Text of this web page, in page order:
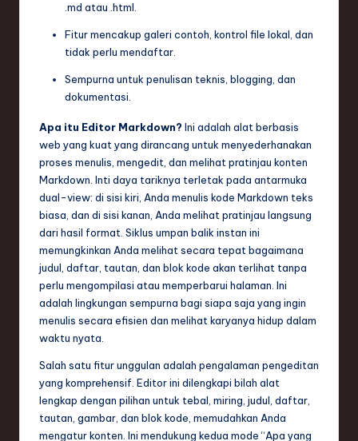
T
d
o
.md atau .html.
Fitur mencakup galeri contoh, kontrol file lokal, dan
tidak perlu mendaftar.
Sempurna untuk penulisan teknis, blogging, dan
dokumentasi.
Apa itu Editor Markdown? Ini adalah alat berbasis
web yang kuat yang dirancang untuk menyederhanakan
proses menulis, mengedit, dan melihat pratinjau konten
Markdown. Inti daya tariknya terletak pada antarmuka
dual-view: di sisi kiri, Anda menulis kode Markdown teks
biasa, dan di sisi kanan, Anda melihat pratinjau langsung
dari hasil format. Siklus umpan balik instan ini
memungkinkan Anda melihat secara tepat bagaimana
judul, daftar, tautan, dan blok kode akan terlihat tanpa
perlu mengompilasi atau memperbarui halaman. Ini
adalah lingkungan sempurna bagi siapa saja yang ingin
menulis secara efisien dan melihat karyanya hidup dalam
waktu nyata.
Salah satu fitur unggulan adalah pengalaman pengeditan
yang komprehensif. Editor ini dilengkapi bilah alat
lengkap dengan pilihan untuk tebal, miring, judul, daftar,
tautan, gambar, dan blok kode, memudahkan Anda
mengatur konten. Ini mendukung kedua mode “Apa yang